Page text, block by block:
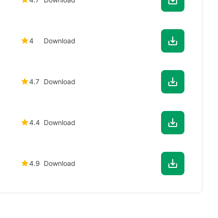
4 Download
4.7 Download
4.4 Download
4.9 Download